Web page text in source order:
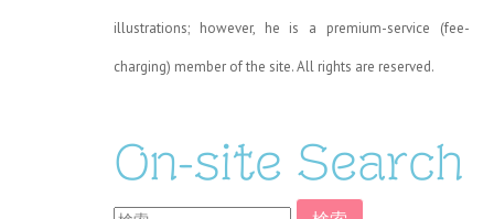
illustrations; however, he is a premium-service (fee-
charging) member of the site. All rights are reserved.
On-site Search
検